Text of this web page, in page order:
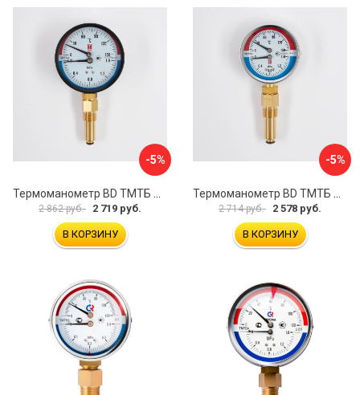
-5%
2 862 руб. 2 719 руб.
В КОРЗИНУ
-5%
2 714 руб. 2 578 руб.
В КОРЗИНУ